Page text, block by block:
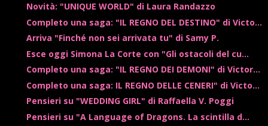
Novità: "UNIQUE WORLD" di Laura Randazzo
Completo una saga: "IL REGNO DEL DESTINO" di Victo...
Arriva "Finché non sei arrivata tu" di Samy P.
Esce oggi Simona La Corte con "Gli ostacoli del cu...
Completo una saga: "IL REGNO DEI DEMONI" di Victor...
Completo una saga: IL REGNO DELLE CENERI" di Victo...
Pensieri su "WEDDING GIRL" di Raffaella V. Poggi
Pensieri su "A Language of Dragons. La scintilla d...